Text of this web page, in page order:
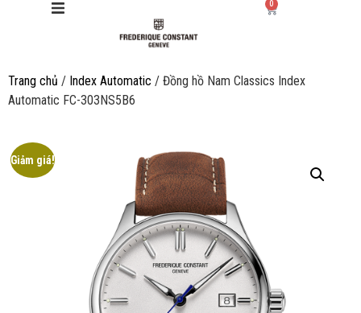
Giới thiệu
Sản phẩm
0
Trang chủ / Index Automatic / Đồng hồ Nam Classics Index
Automatic FC-303NS5B6
Giảm giá!